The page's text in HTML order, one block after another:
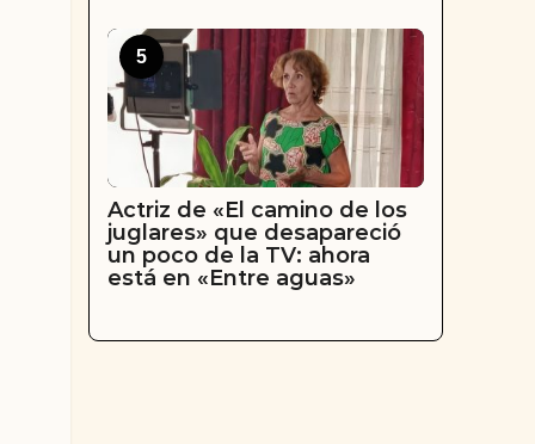
5
Actriz de «El camino de los
juglares» que desapareció
un poco de la TV: ahora
está en «Entre aguas»